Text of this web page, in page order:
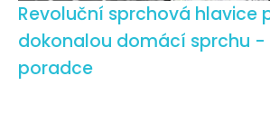
Revoluční sprchová hlavice
dokonalou domácí sprchu
poradce